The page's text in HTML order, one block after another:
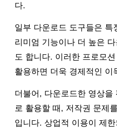
다.
일부 다운로드 도구들은 특
리미엄 기능이나 더 높은
도 합니다. 이러한 프로모
활용하면 더욱 경제적인 이
더불어, 다운로드한 영상을
로 활용할 때, 저작권 문제
입니다. 상업적 이용이 제